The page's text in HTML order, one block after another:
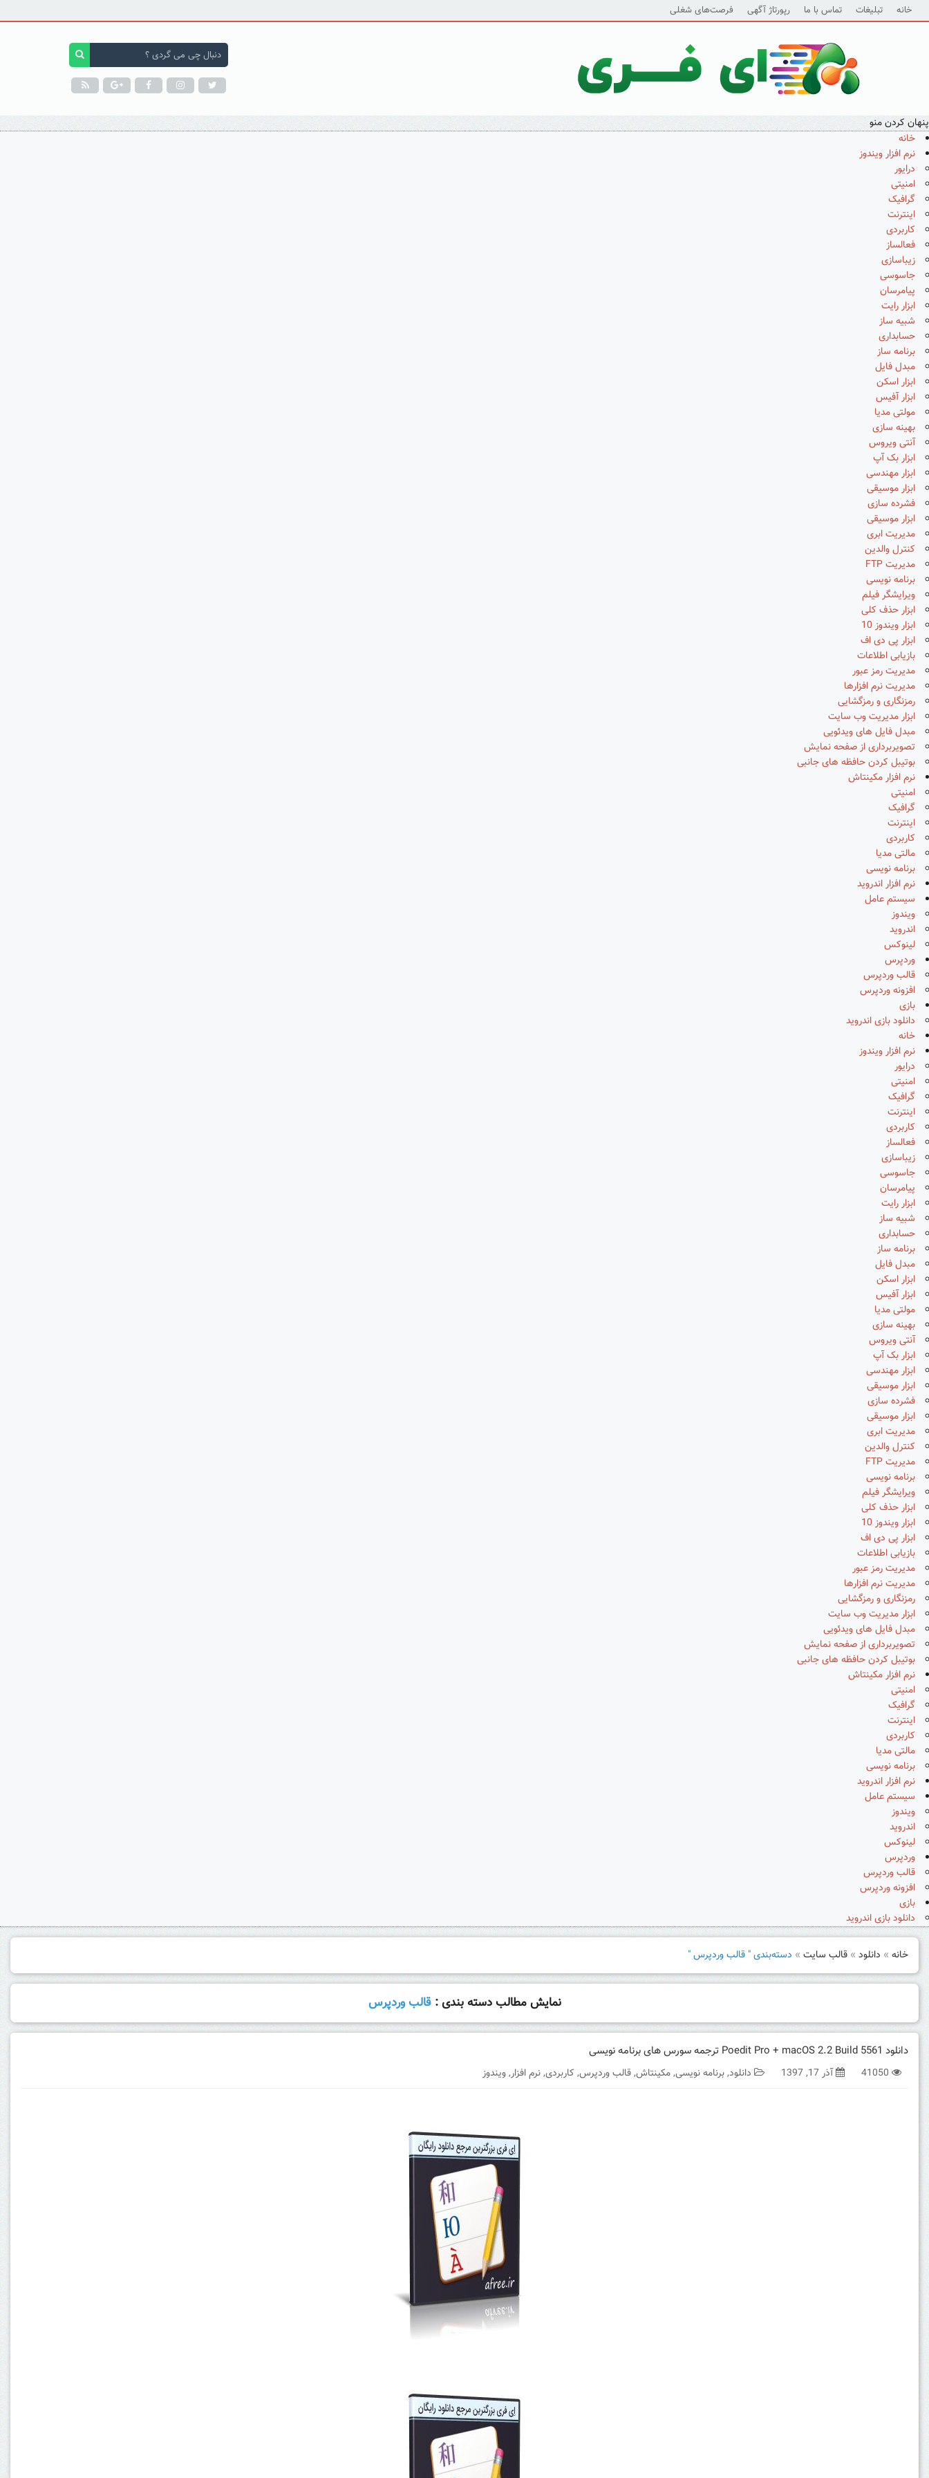
خانه تبلیغات تماس با ما رپورتاژ آگهی فرصت‌های شغلی
پنهان کردن منو
خانه
نرم افزار ویندوز
درایور
امنیتی
گرافیک
اینترنت
کاربردی
فعالساز
زیباسازی
جاسوسی
پیامرسان
ابزار رایت
شبیه ساز
حسابداری
برنامه ساز
مبدل فایل
ابزار اسکن
ابزار آفیس
مولتی مدیا
بهینه سازی
آنتی ویروس
ابزار بک آپ
ابزار مهندسی
ابزار موسیقی
فشرده سازی
ابزار موسیقی
مدیریت ابری
کنترل والدین
مدیریت FTP
برنامه نویسی
ویرایشگر فیلم
ابزار حذف کلی
ابزار ویندوز 10
ابزار پی دی اف
بازیابی اطلاعات
مدیریت رمز عبور
مدیریت نرم افزارها
رمزنگاری و رمزگشایی
ابزار مدیریت وب سایت
مبدل فایل های ویدئویی
تصویربرداری از صفحه نمایش
بوتیبل کردن حافظه های جانبی
نرم افزار مکینتاش
امنیتی
گرافیک
اینترنت
کاربردی
مالتی مدیا
برنامه نویسی
نرم افزار اندروید
سیستم عامل
ویندوز
اندروید
لینوکس
وردپرس
قالب وردپرس
افزونه وردپرس
بازی
دانلود بازی اندروید
خانه
نرم افزار ویندوز
درایور
امنیتی
گرافیک
اینترنت
کاربردی
فعالساز
زیباسازی
جاسوسی
پیامرسان
ابزار رایت
شبیه ساز
حسابداری
برنامه ساز
مبدل فایل
ابزار اسکن
ابزار آفیس
مولتی مدیا
بهینه سازی
آنتی ویروس
ابزار بک آپ
ابزار مهندسی
ابزار موسیقی
فشرده سازی
ابزار موسیقی
مدیریت ابری
کنترل والدین
مدیریت FTP
برنامه نویسی
ویرایشگر فیلم
ابزار حذف کلی
ابزار ویندوز 10
ابزار پی دی اف
بازیابی اطلاعات
مدیریت رمز عبور
مدیریت نرم افزارها
رمزنگاری و رمزگشایی
ابزار مدیریت وب سایت
مبدل فایل های ویدئویی
تصویربرداری از صفحه نمایش
بوتیبل کردن حافظه های جانبی
نرم افزار مکینتاش
امنیتی
گرافیک
اینترنت
کاربردی
مالتی مدیا
برنامه نویسی
نرم افزار اندروید
سیستم عامل
ویندوز
اندروید
لینوکس
وردپرس
قالب وردپرس
افزونه وردپرس
بازی
دانلود بازی اندروید
خانه » دانلود » قالب سایت » دسته‌بندی " قالب وردپرس "
نمایش مطالب دسته بندی :قالب وردپرس
دانلود Poedit Pro + macOS 2.2 Build 5561 ترجمه سورس های برنامه نویسی
41050 آذر 17, 1397 دانلود,برنامه نویسی,مکینتاش,قالب وردپرس, کاربردی,نرم افزار,ویندوز